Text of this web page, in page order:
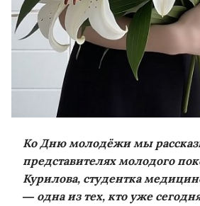
Ко Дню молодёжи мы
представителях молодого
Курилова, студентка
— одна из тех, кто уже